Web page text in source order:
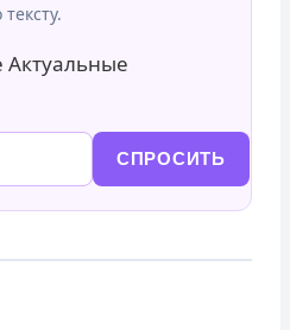
Актуальные
СПРОСИТЬ